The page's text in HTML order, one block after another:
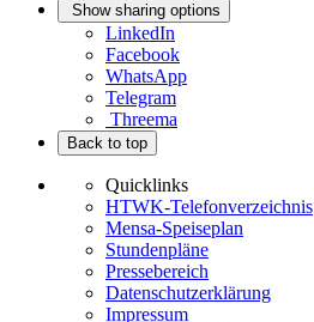
Show sharing options
LinkedIn
Facebook
WhatsApp
Telegram
Threema
Back to top
Quicklinks
HTWK-Telefonverzeichnis
Mensa-Speiseplan
Stundenpläne
Pressebereich
Datenschutzerklärung
Impressum